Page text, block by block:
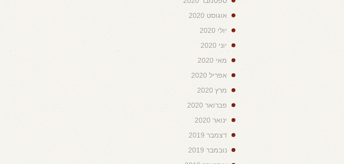
אוגוסט 2020
יולי 2020
יוני 2020
מאי 2020
אפריל 2020
מרץ 2020
פברואר 2020
ינואר 2020
דצמבר 2019
נובמבר 2019